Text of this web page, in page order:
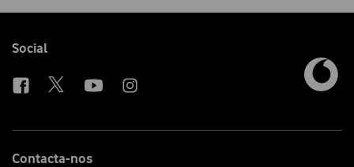
Follow
Social
Contacta-nos